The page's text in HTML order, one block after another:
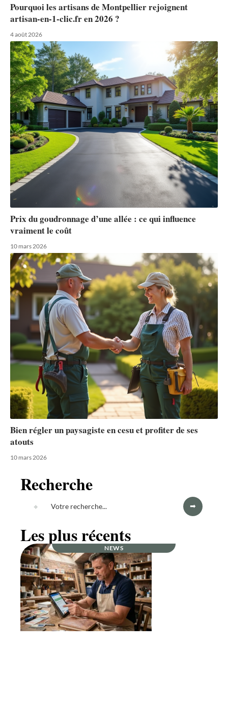
Pourquoi les artisans de Montpellier rejoignent
artisan-en-1-clic.fr en 2026 ?
4 août 2026
Prix du goudronnage d’une allée : ce qui influence
vraiment le coût
10 mars 2026
Bien régler un paysagiste en cesu et profiter de ses
atouts
10 mars 2026
Recherche
Les plus récents
NEWS